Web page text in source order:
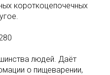
короткоцепочечных
людей. Даёт
о пищеварении,